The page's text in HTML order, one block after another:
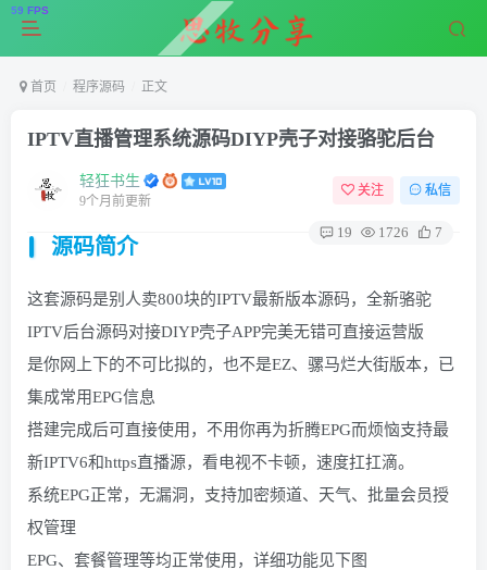
首页 程序源码 正文
IPTV直播管理系统源码DIYP壳子对接骆驼后台
轻狂书生
9个月前更新
关注 私信
19 1726 7
源码简介
这套源码是别人卖800块的IPTV最新版本源码，全新骆驼
IPTV后台源码对接DIYP壳子APP完美无错可直接运营版
是你网上下的不可比拟的，也不是EZ、骡马烂大街版本，已
集成常用EPG信息
搭建完成后可直接使用，不用你再为折腾EPG而烦恼支持最
新IPTV6和https直播源，看电视不卡顿，速度扛扛滴。
系统EPG正常，无漏洞，支持加密频道、天气、批量会员授
权管理
EPG、套餐管理等均正常使用，详细功能见下图